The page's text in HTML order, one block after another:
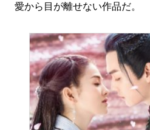
愛から目が離せない作品だ。